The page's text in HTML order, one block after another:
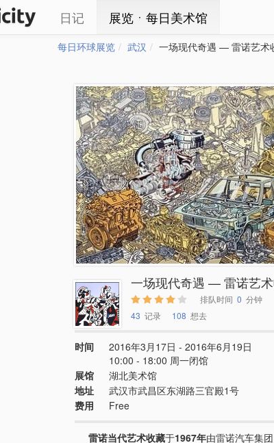
日记 展览ㆍ每日美术馆
每日环球展览 武汉 一场现代奇遇 — 雷诺艺术
一场现代奇遇 — 雷诺艺
排队时间 0 分钟
43 记录 108 想去
时间
2016年3月17日 - 2016年6月19日
10:00 - 18:00 周一闭馆
展馆
湖北美术馆
地址
武汉市武昌区东湖路三官殿1号
费用
Free
雷诺当代艺术收藏于1967年由雷诺汽车集